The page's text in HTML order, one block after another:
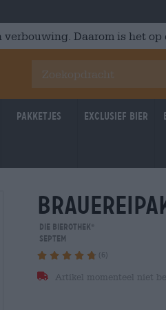
Daarom is het
Pakketjes Exclusief Bier
- 16%
Die Bierothek
Septem
(6)
Artikel momenteel niet